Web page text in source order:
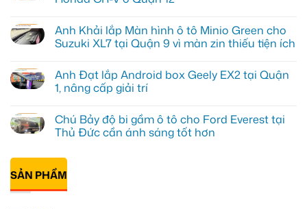
ở
nâng
cấp
Màn
Green
cho
Honda
Thủ
Đức
vì
giới
hạn
bình
luận
ở
lắp
màn
hình
cho
Honda
CR-
Quận
12
Anh Khải lắp Màn hình ô tô Minio Green cho
Suzuki XL7 tại Quận 9 vì màn zin thiếu tiện ích
bình
luận
ở
lắp
Màn
hình
Minio
Green
cho
Suzuki
Anh Đạt lắp Android box Geely EX2 tại Quận
1, nâng cấp giải trí
bình
luận
ở
Android
box
Geely
Chú Bảy độ bi gầm ô tô cho Ford Everest tại
Thủ Đức cần ánh sáng tốt hơn
có
luận
ở
Chú
SẢN PHẨM